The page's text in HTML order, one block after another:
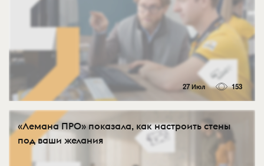
27 Июл 153
«Лемана ПРО» показала, как настроить стены
под ваши желания